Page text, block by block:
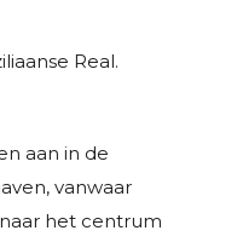
Real.
aan in de
vanwaar
het centrum